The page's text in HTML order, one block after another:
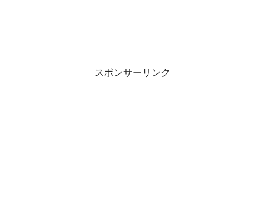
スポンサーリンク